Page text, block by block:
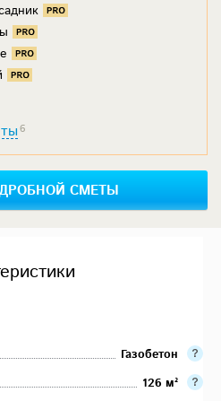
6
СМЕТЫ
Газобетон
126 м²